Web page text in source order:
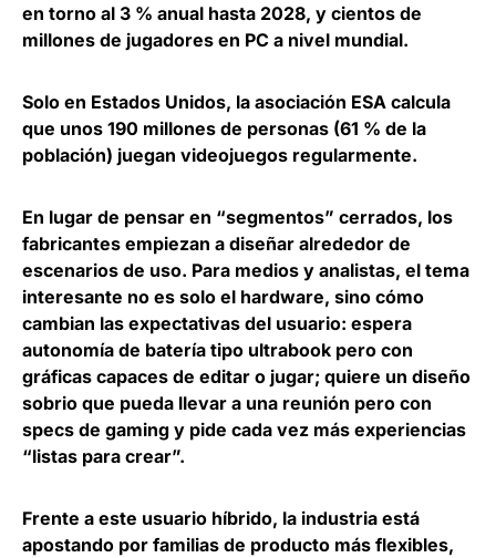
en torno al 3 % anual hasta 2028, y cientos de
millones de jugadores en PC a nivel mundial.
Solo en Estados Unidos, la asociación ESA calcula
que unos 190 millones de personas (61 % de la
población) juegan videojuegos regularmente.
En lugar de pensar en “segmentos” cerrados, los
fabricantes empiezan a diseñar alrededor de
escenarios de uso. Para medios y analistas, el tema
interesante no es solo el hardware, sino cómo
cambian las expectativas del usuario: espera
autonomía de batería tipo ultrabook pero con
gráficas capaces de editar o jugar; quiere un diseño
sobrio que pueda llevar a una reunión pero con
specs de gaming y pide cada vez más experiencias
“listas para crear”.
Frente a este usuario híbrido, la industria está
apostando por familias de producto más flexibles,